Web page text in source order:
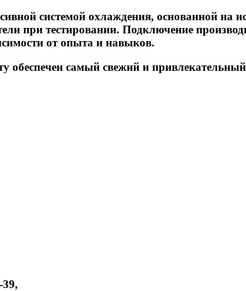
системой охлаждения, основанной на
при тестировании. Подключение
от опыта и навыков.
обеспечен самый свежий и